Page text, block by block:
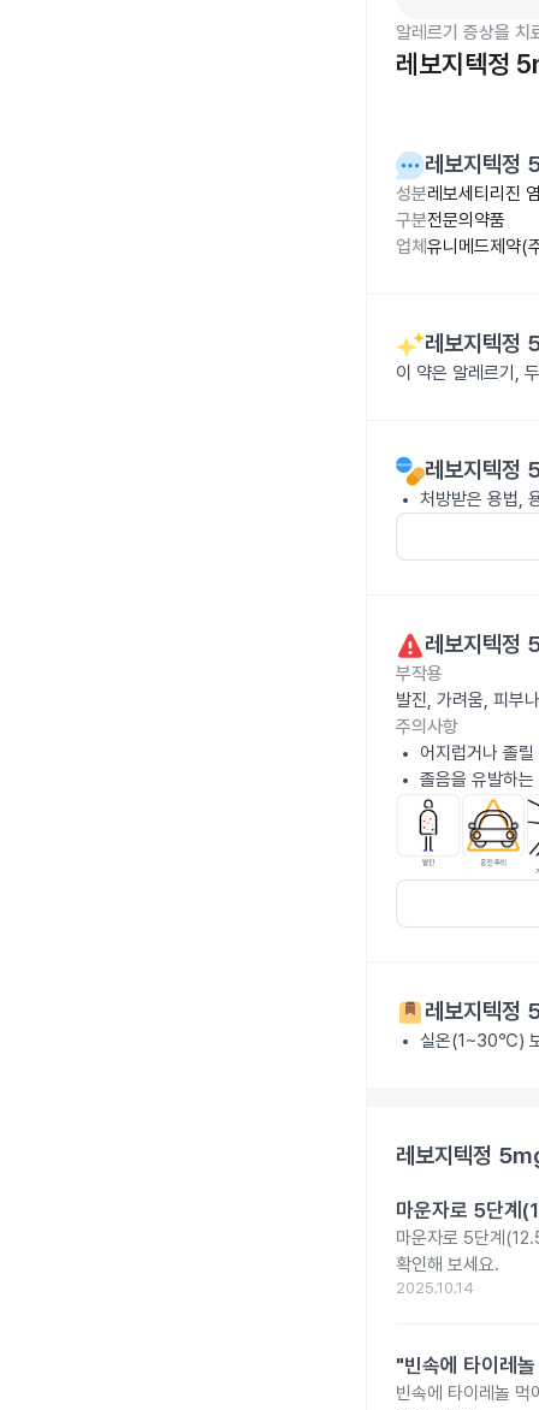
알레르기 증상을 치
레보지텍정
레보지텍정
성분레보세티리진
구분전문의약품
업체 유니메드제약(
레보지텍정
이 약은 알레르기,
레보지텍정
처방받은 용법,
레보지텍정
부작용
발진, 가려움, 피부
주의사항
어지럽거나 졸
졸음을 유발하
레보지텍정
실온(1~30℃)
레보지텍정
마운자로 5단계
마운자로 5단계
확인해 보세요.
2025.10.14
"빈속에 타이레
빈속에 타이레놀 먹